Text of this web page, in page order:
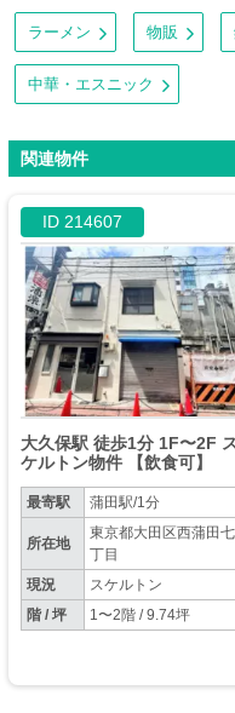
ラーメン 物販
中華・エスニック
関連物件
ID 214607
大久保駅 徒歩1分 1F〜2F
ケルトン物件 【飲食可】
最寄駅 蒲田駅/1分
所在地
東京都大田区西蒲田七
丁目
現況
スケルトン
階 / 坪
1〜2階 / 9.74坪